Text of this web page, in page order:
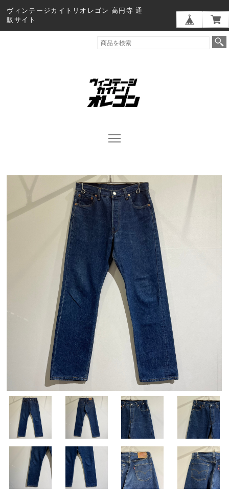
ヴィンテージカイトリオレゴン 高円寺 通
販サイト